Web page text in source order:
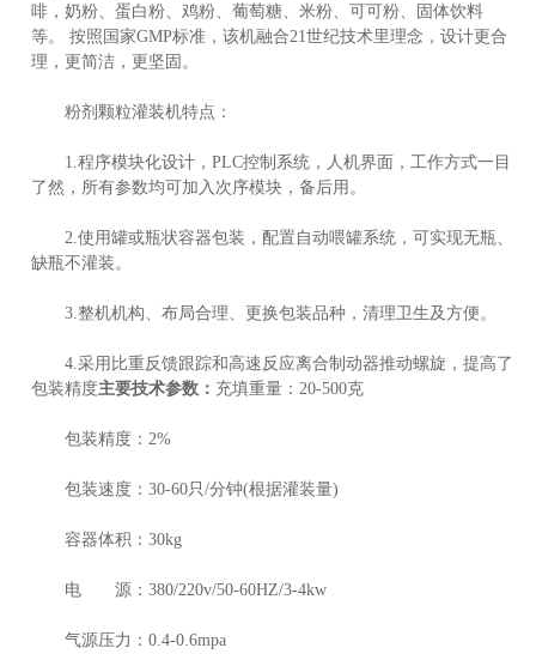
啡，奶粉、蛋白粉、鸡粉、葡萄糖、米粉、可可粉、固体饮料
等。 按照国家GMP标准，该机融合21世纪技术里理念，设计更合
理，更简洁，更坚固。
粉剂颗粒灌装机特点：
1.程序模块化设计，PLC控制系统，人机界面，工作方式一目
了然，所有参数均可加入次序模块，备后用。
2.使用罐或瓶状容器包装，配置自动喂罐系统，可实现无瓶、
缺瓶不灌装。
3.整机机构、布局合理、更换包装品种，清理卫生及方便。
4.采用比重反馈跟踪和高速反应离合制动器推动螺旋，提高了
包装精度主要技术参数 ： 充填重量：20-500克
包装精度：2%
包装速度：30-60只/分钟(根据灌装量)
容器体积：30kg
电 源：380/220v/50-60HZ/3-4kw
气源压力：0.4-0.6mpa